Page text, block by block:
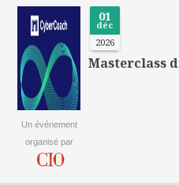
Un événement
organisé par
01
déc
2026
Masterclass